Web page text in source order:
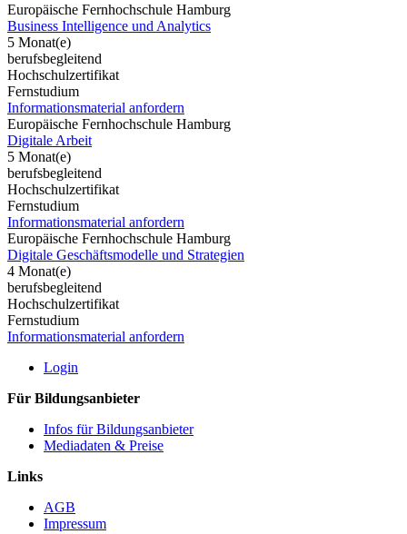
Europäische Fernhochschule Hamburg
Business Intelligence und Analytics
5 Monat(e)
berufsbegleitend
Hochschulzertifikat
Fernstudium
Informationsmaterial anfordern
Europäische Fernhochschule Hamburg
Digitale Arbeit
5 Monat(e)
berufsbegleitend
Hochschulzertifikat
Fernstudium
Informationsmaterial anfordern
Europäische Fernhochschule Hamburg
Digitale Geschäftsmodelle und Strategien
4 Monat(e)
berufsbegleitend
Hochschulzertifikat
Fernstudium
Informationsmaterial anfordern
Login
Für Bildungsanbieter
Infos für Bildungsanbieter
Mediadaten & Preise
Links
AGB
Impressum